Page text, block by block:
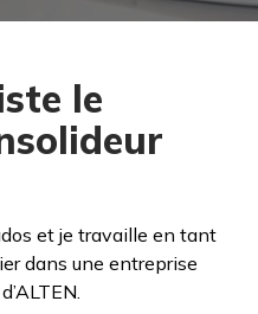
le
et je travaille en tant
dans une entreprise